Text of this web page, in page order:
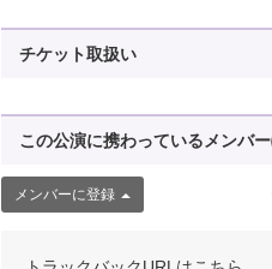
チケット取扱い
この公演に携わっているメンバー
メンバーに登録